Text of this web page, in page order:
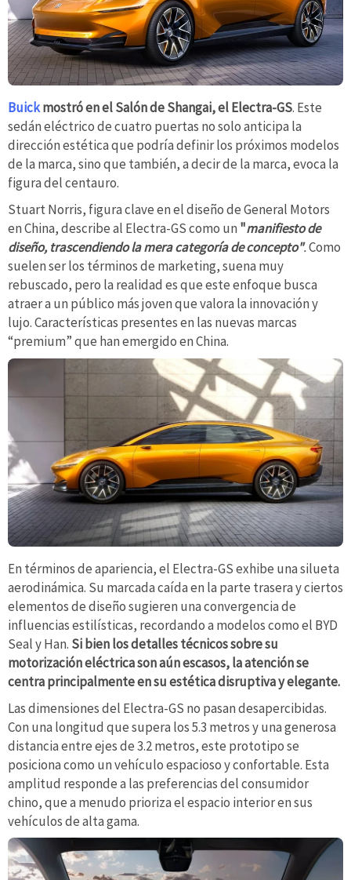
Buickmostró en el Salón de Shangai, el Electra-GS. Este
sedán eléctrico de cuatro puertas no solo anticipa la
dirección estética que podría definir los próximos modelos
de la marca, sino que también, a decir de la marca, evoca la
figura del centauro.
Stuart Norris, figura clave en el diseño de General Motors
en China, describe al Electra-GS como un "manifiesto de
diseño, trascendiendo la mera categoría de concepto".Como
suelen ser los términos de marketing, suena muy
rebuscado, pero la realidad es que este enfoque busca
atraer a un público más joven que valora la innovación y
lujo. Características presentes en las nuevas marcas
“premium” que han emergido en China.
En términos de apariencia, el Electra-GS exhibe una silueta
aerodinámica. Su marcada caída en la parte trasera y ciertos
elementos de diseño sugieren una convergencia de
influencias estilísticas, recordando a modelos como el BYD
Seal y Han. Si bien los detalles técnicos sobre su
motorización eléctrica son aún escasos, la atención se
centra principalmente en su estética disruptiva y elegante.
Las dimensiones del Electra-GS no pasan desapercibidas.
Con una longitud que supera los 5.3 metros y una generosa
distancia entre ejes de 3.2 metros, este prototipo se
posiciona como un vehículo espacioso y confortable. Esta
amplitud responde a las preferencias del consumidor
chino, que a menudo prioriza el espacio interior en sus
vehículos de alta gama.